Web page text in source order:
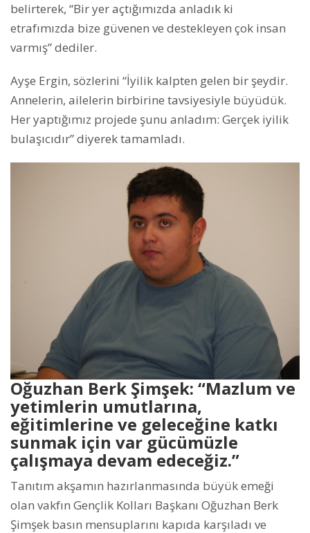
belirterek, “Bir yer açtığımızda anladık ki
etrafımızda bize güvenen ve destekleyen çok insan
varmış” dediler.
Ayşe Ergin, sözlerini “İyilik kalpten gelen bir şeydir.
Annelerin, ailelerin birbirine tavsiyesiyle büyüdük.
Her yaptığımız projede şunu anladım: Gerçek iyilik
bulaşıcıdır” diyerek tamamladı.
Oğuzhan Berk Şimşek: “Mazlum ve
yetimlerin umutlarına,
eğitimlerine ve geleceğine katkı
sunmak için var gücümüzle
çalışmaya devam edeceğiz.”
Tanıtım akşamın hazırlanmasında büyük emeği
olan vakfın Gençlik Kolları Başkanı Oğuzhan Berk
Şimşek basın mensuplarını kapıda karşıladı ve